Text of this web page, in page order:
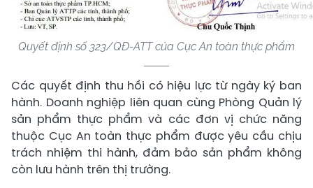
Quyết định số 323/QĐ-ATT của Cục An toàn thực phẩm
Các quyết định thu hồi có hiệu lực từ ngày ký ban
hành. Doanh nghiệp liên quan cùng Phòng Quản lý
sản phẩm thực phẩm và các đơn vị chức năng
thuộc Cục An toàn thực phẩm được yêu cầu chịu
trách nhiệm thi hành, đảm bảo sản phẩm không
còn lưu hành trên thị trường.